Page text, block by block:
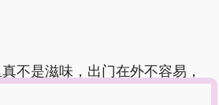
不是滋味，出门在外不容易，